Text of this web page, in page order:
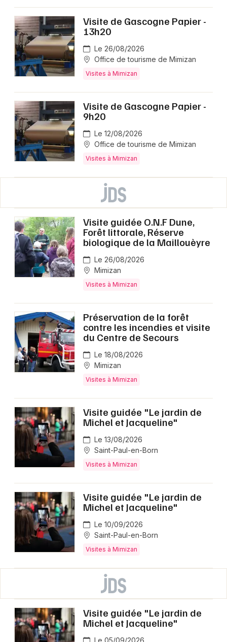
Visite de Gascogne Papier -
13h20
Le 26/08/2026
Office de tourisme de Mimizan
Visites à Mimizan
Visite de Gascogne Papier -
9h20
Le 12/08/2026
Office de tourisme de Mimizan
Visites à Mimizan
Visite guidée O.N.F Dune,
Forêt littorale, Réserve
biologique de la Maillouèyre
Le 26/08/2026
Mimizan
Visites à Mimizan
Préservation de la forêt
contre les incendies et visite
du Centre de Secours
Le 18/08/2026
Mimizan
Visites à Mimizan
Visite guidée "Le jardin de
Michel et Jacqueline"
Le 13/08/2026
Saint-Paul-en-Born
Visites à Mimizan
Visite guidée "Le jardin de
Michel et Jacqueline"
Le 10/09/2026
Saint-Paul-en-Born
Visites à Mimizan
Visite guidée "Le jardin de
Michel et Jacqueline"
Le 05/09/2026